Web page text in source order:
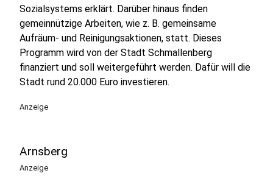
Sozialsystems erklärt. Darüber hinaus finden
gemeinnützige Arbeiten, wie z. B. gemeinsame
Aufräum- und Reinigungsaktionen, statt. Dieses
Programm wird von der Stadt Schmallenberg
finanziert und soll weitergeführt werden. Dafür will die
Stadt rund 20.000 Euro investieren.
Anzeige
Arnsberg
Anzeige